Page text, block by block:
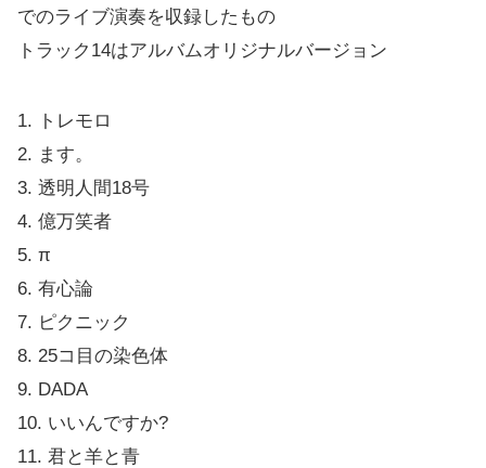
でのライブ演奏を収録したもの
トラック14はアルバムオリジナルバージョン
1. トレモロ
2. ます。
3. 透明人間18号
4. 億万笑者
5. π
6. 有心論
7. ピクニック
8. 25コ目の染色体
9. DADA
10. いいんですか?
11. 君と羊と青